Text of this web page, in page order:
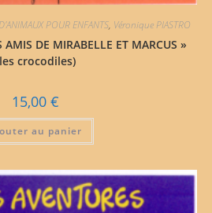
POUR ENFANTS, Véronique PIASTRO
AMIS DE MIRABELLE ET MARCUS »
crocodiles)
15,00 €
au panier